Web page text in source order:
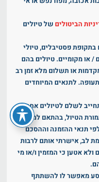
הביטולים של טיולים
בתקופת פסטיבלים, טיולי
/ או מקומיים. טיולים בהם
או תשלום מלא זמן רב
לתנאים המיוחדים
לשלם לטיולים אחרים
בע"מ, ח.פ. 516135480, תמורת הטיול, בהתאם למפורט
תנאי ההזמנה וההסכם
לב, אישרתי אותם לרבות
אטען כי המזמין ו/או מי
מאפשר לו להשתתף